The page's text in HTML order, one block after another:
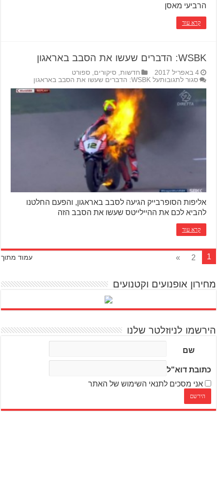
הרביעי מאסן
קרא עוד
WSBK: הדברים שעשו את הסבב באראגון
4 באפריל 2017 חדשות ,סיקורים ,ספורט
סגור לתגובותעל WSBK: הדברים שעשו את הסבב באראגון
אליפות הסופרבייק הגיעה לסבב באראגון, והפעם החלטנו
להביא לכם את ההיילייטס שעשו את הסבב הזה
קרא עוד
עמוד מתוך 1
2
»
מחירון אופנועים וקטנועים
הירשמו לניוזלטר שלנו
שם
כתובת דוא"ל
אני מסכים לתנאי השימוש של האתר